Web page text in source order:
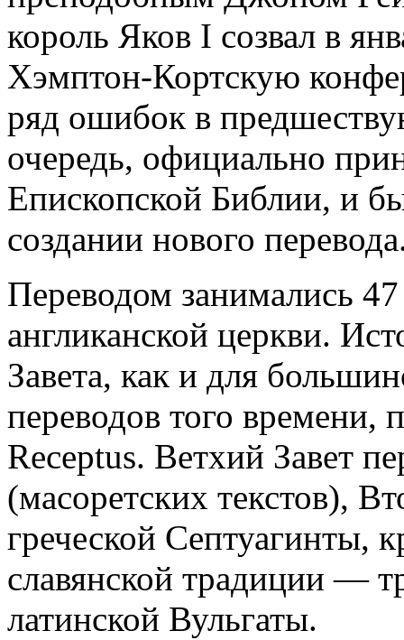
король Яков I созвал в
Хэмптон-Кортскую
ряд ошибок в
очередь, официально
Епископской Библии, и
создании нового
Переводом занимались
англиканской церкви.
Завета, как и для
переводов того времени,
Receptus. Ветхий Завет
(масоретских текстов),
греческой Септуагинты,
славянской традиции —
латинской Вульгаты.